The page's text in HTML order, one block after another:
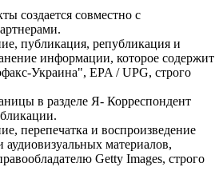
создается совместно с
публикация, републикация и
информации, которое содержит
Украина", EPA / UPG, строго
в разделе Я- Корреспондент
перепечатка и воспроизведение
материалов,
Getty Images, строго